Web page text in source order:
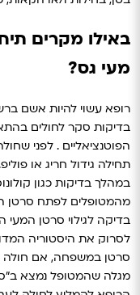
באילו מקרים
מעי גס?
רופא עשוי להיות אשם
בדיקות סקר לחולים
הפוטנציאליים . לפני
תחילה גידול חריג או
במהלך בדיקות כגון
מהמטופלים לפתח סרטן
בדיקה לגילוי סרטן
לסרוק את היסטוריה
סרטן במשפחה, אם חולה
מגלה שהמטופל נמצא